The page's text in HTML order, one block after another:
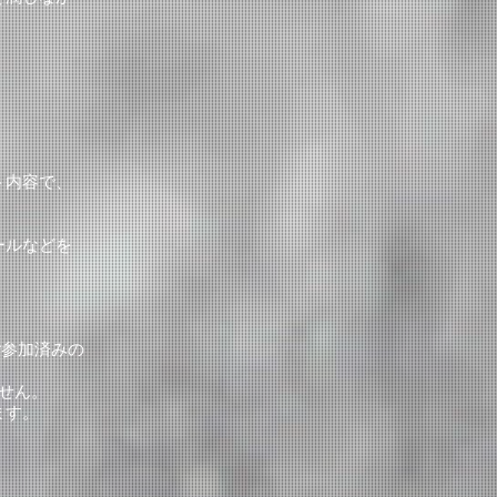
容で、
ルなどを
加済みの
ん。
。